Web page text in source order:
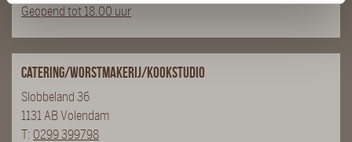
Geopend tot 18.00 uur
Catering/Worstmakerij/Kookstudio
Slobbeland 36
1131 AB Volendam
T: 0299 399798